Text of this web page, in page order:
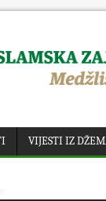
VIJESTI IZ